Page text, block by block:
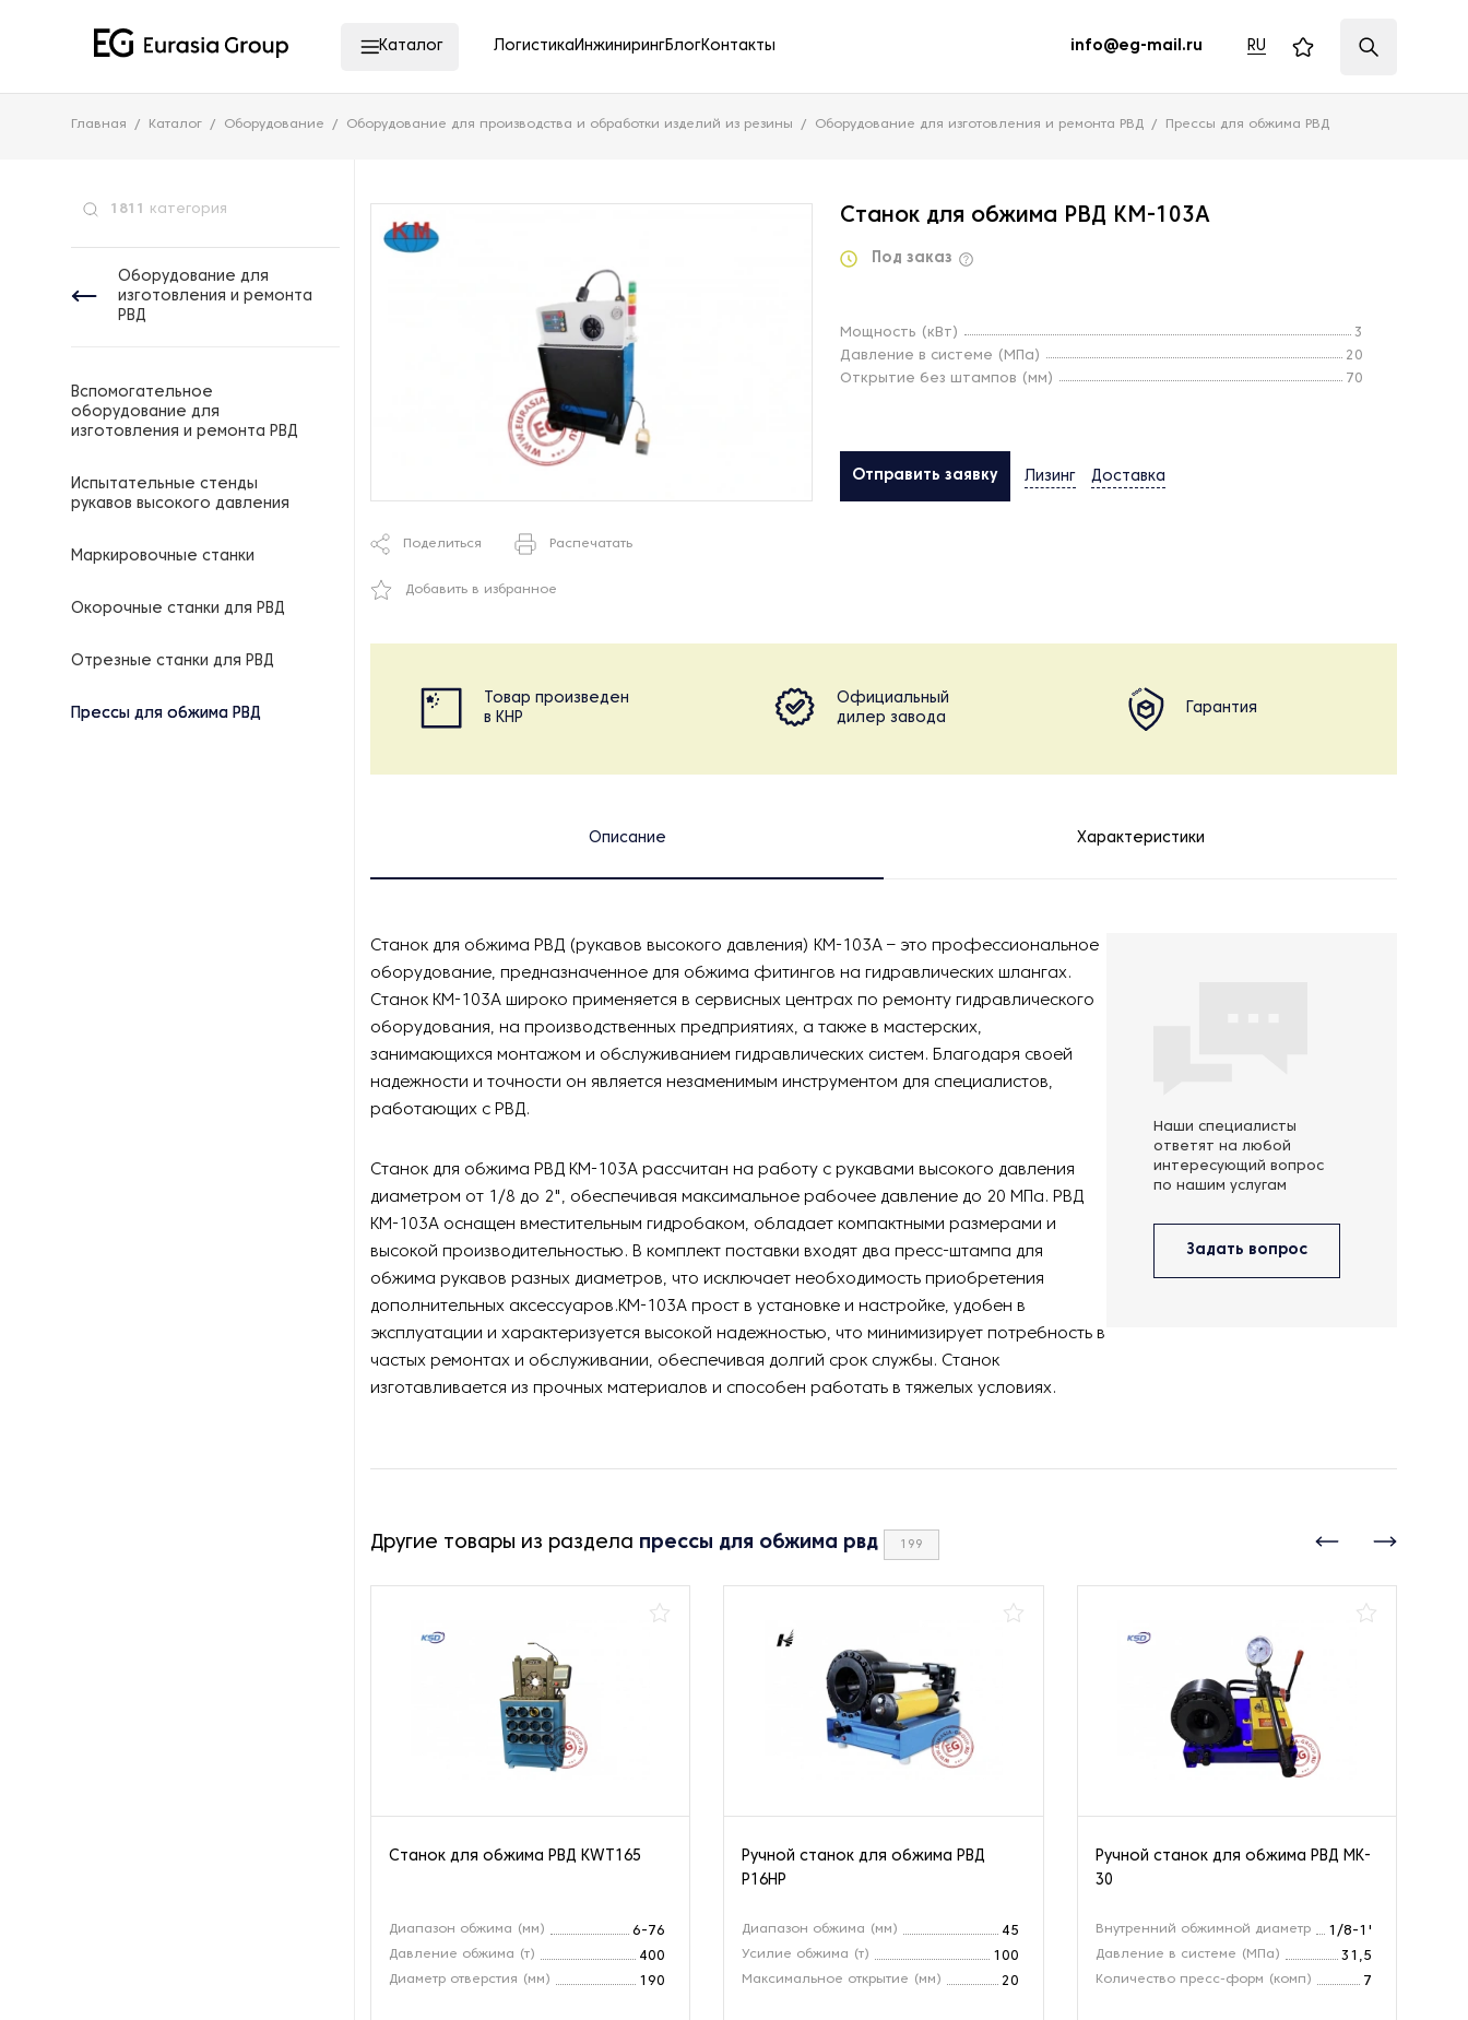
Каталог Логистика ИнжинирингБлогКонтакты info@eg-mail.ru RU
Главная Каталог Оборудование Оборудование для производства и обработки изделий из резины Оборудование для изготовления и ремонта РВД Прессы для обжима РВД
1811 категория
Оборудование для
изготовления и ремонта
РВД
Вспомогательное
оборудование для
изготовления и ремонта РВД
Испытательные стенды
рукавов высокого давления
Маркировочные станки
Окорочные станки для РВД
Отрезные станки для РВД
Прессы для обжима РВД
Поделиться Распечатать
Добавить в избранное
Станок для обжима РВД KM-103A
Под заказ
Мощность (кВт)
3
Давление в системе (МПа)
20
Открытие без штампов (мм)
70
Отправить заявку Лизинг Доставка
Товар произведен
в КНР
Официальный
дилер завода
Гарантия
Описание Характеристики
Станок для обжима РВД (рукавов высокого давления) KM-103A – это профессиональное
оборудование, предназначенное для обжима фитингов на гидравлических шлангах.
Станок KM-103A широко применяется в сервисных центрах по ремонту гидравлического
оборудования, на производственных предприятиях, а также в мастерских,
занимающихся монтажом и обслуживанием гидравлических систем. Благодаря своей
надежности и точности он является незаменимым инструментом для специалистов,
работающих с РВД.
Станок для обжима РВД KM-103A рассчитан на работу с рукавами высокого давления
диаметром от 1/8 до 2", обеспечивая максимальное рабочее давление до 20 МПа. РВД
KM-103A оснащен вместительным гидробаком, обладает компактными размерами и
высокой производительностью. В комплект поставки входят два пресс-штампа для
обжима рукавов разных диаметров, что исключает необходимость приобретения
дополнительных аксессуаров.KM-103A прост в установке и настройке, удобен в
эксплуатации и характеризуется высокой надежностью, что минимизирует потребность в
частых ремонтах и обслуживании, обеспечивая долгий срок службы. Станок
изготавливается из прочных материалов и способен работать в тяжелых условиях.
Наши специалисты
ответят на любой
интересующий вопрос
по нашим услугам
Задать вопрос
Другие товары из раздела прессы для обжима рвд 199
Станок для обжима РВД KWT165
Диапазон обжима (мм)
6-76
Давление обжима (т)
400
Диаметр отверстия (мм)
190
Ручной станок для обжима РВД
P16HP
Диапазон обжима (мм)
45
Усилие обжима (т)
100
Максимальное открытие (мм)
20
Ручной станок для обжима РВД MK-
30
Внутренний обжимной диаметр
1/8-1'
Давление в системе (МПа)
31,5
Количество пресс-форм (комп)
7